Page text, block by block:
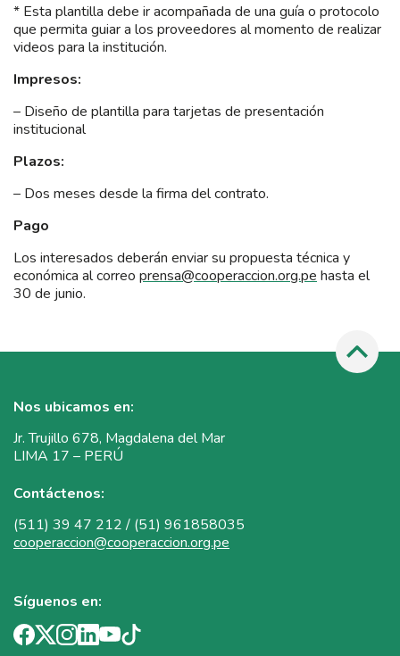
* Esta plantilla debe ir acompañada de una guía o protocolo
que permita guiar a los proveedores al momento de realizar
videos para la institución.
Impresos:
– Diseño de plantilla para tarjetas de presentación
institucional
Plazos:
– Dos meses desde la firma del contrato.
Pago
Los interesados deberán enviar su propuesta técnica y
económica al correo prensa@cooperaccion.org.pe hasta el
30 de junio.
Nos ubicamos en:
Jr. Trujillo 678, Magdalena del Mar
LIMA 17 – PERÚ
Contáctenos:
(511) 39 47 212 / (51) 961858035
cooperaccion@cooperaccion.org.pe
Síguenos en: